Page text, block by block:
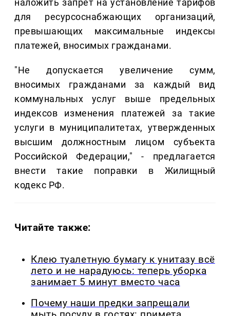
наложить запрет на установление тарифов
для ресурсоснабжающих организаций,
превышающих максимальные индексы
платежей, вносимых гражданами.
"Не допускается увеличение сумм,
вносимых гражданами за каждый вид
коммунальных услуг выше предельных
индексов изменения платежей за такие
услуги в муниципалитетах, утвержденных
высшим должностным лицом субъекта
Российской Федерации," - предлагается
внести такие поправки в Жилищный
кодекс РФ.
Читайте также:
Клею туалетную бумагу к унитазу всё
лето и не нарадуюсь: теперь уборка
занимает 5 минут вместо часа
Почему наши предки запрещали